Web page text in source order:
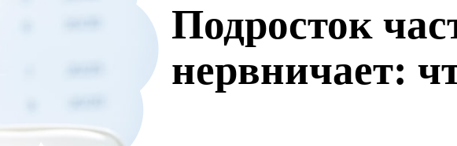
Подросток
нервничает: